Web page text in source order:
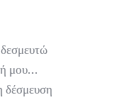
μου…
δέσμευση